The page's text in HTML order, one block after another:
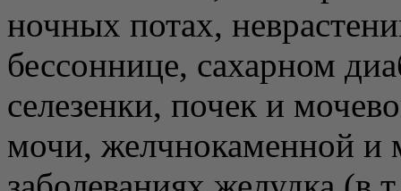
ночных потах,
бессоннице, сахарном
селезенки, почек и
мочи, желчнокаменной и